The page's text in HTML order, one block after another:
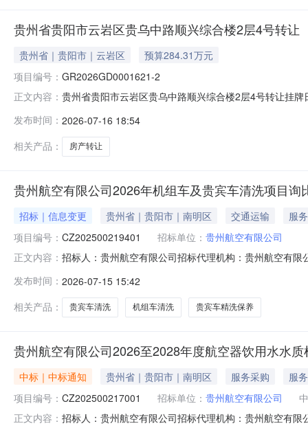
贵州省贵阳市云岩区贵乌中路顺兴综合楼2层4号转让
贵州省｜贵阳市｜云岩区
预算284.31万元
项目编号： GR2026GD0001621-2
正文内容： 贵州省贵阳市云岩区贵乌中路顺兴综合楼2层4号转让挂
网络竞价转让事项说明1.意向受让方须在转让信息公告
发布时间： 2026-07-16 18:54
相关产品：
房产转让
贵州航空有限公司2026年机组车及贵宾车清洗项目询
招标｜信息变更 贵州省｜贵阳市｜南明区 交通运输
服务
项目编号： CZ202500219401 招标单位： 贵州航空有限公司
正文内容： 招标人：贵州航空有限公司招标代理机构：贵州航空有
日”。变更为：3.1获取询比文件时间：2026年7月15日
发布时间： 2026-07-15 15:42
相关产品：
贵宾车清洗 机组车清洗 贵宾车精洗保养
贵州航空有限公司2026至2028年度航空器饮用水水
中标｜中标通知 贵州省｜贵阳市｜南明区 服务采购
服务
项目编号： CZ202500217001 招标单位： 贵州航空有限公司
正文内容： 招标人：贵州航空有限公司招标代理机构：贵州航空有